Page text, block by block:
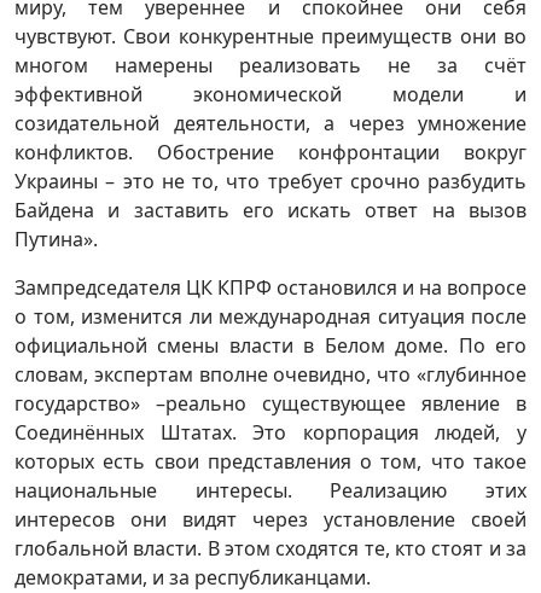
миру, тем увереннее и спокойнее они себя
чувствуют. Свои конкурентные преимуществ они во
многом намерены реализовать не за счёт
эффективной экономической модели и
созидательной деятельности, а через умножение
конфликтов. Обострение конфронтации вокруг
Украины – это не то, что требует срочно разбудить
Байдена и заставить его искать ответ на вызов
Путина».
Зампредседателя ЦК КПРФ остановился и на вопросе
о том, изменится ли международная ситуация после
официальной смены власти в Белом доме. По его
словам, экспертам вполне очевидно, что «глубинное
государство» –реально существующее явление в
Соединённых Штатах. Это корпорация людей, у
которых есть свои представления о том, что такое
национальные интересы. Реализацию этих
интересов они видят через установление своей
глобальной власти. В этом сходятся те, кто стоят и за
демократами, и за республиканцами.